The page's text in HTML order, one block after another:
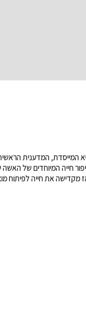
המייסדת, המדענית
חייה המיוחדים של
ומאז מקדישה את חייה לפיתוח